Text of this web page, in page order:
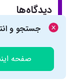
دیدگاه‌ها
جستجو و
صفحه